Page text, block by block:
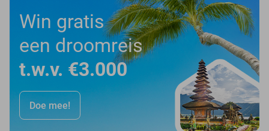
Win gratis
een droomreis
t.w.v. €3.000
Doe mee!